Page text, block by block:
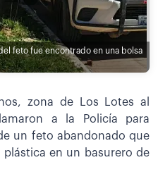
feto fue encontrado en una bolsa
zona de Los Lotes al
a la Policía para
un feto abandonado que
en un basurero de